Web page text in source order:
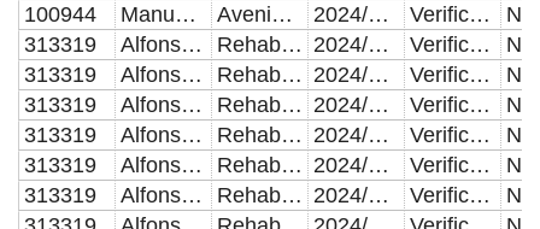
100944
Manuel Martínez Corona Avenida Reforma entre Calle 7 Norte a Calle 5 Norte Colonia Centro Histórico 2024/05/15 Verificación o Inspección con resultado positivo.
NA
313319
Alfonso Manzano Toledo Rehabilitación de campos deportivos Texcoco, en calle Texcoco entre calle Azcapotzalco y calle Copilco, en la colonia Lomas San Miguel, de la junta auxiliar San Baltazar Campeche del municipio de Puebla. Rehabilitación de puente deprimido La Paz en boulevard Atlixco entre avenida 6 Poniente y calle Nopalucan, en la colonia La Paz del municipio de Puebla 2024/05/01 Verificación o Inspección con resultado positivo.
NA
313319
Alfonso Manzano Toledo Rehabilitación de campos deportivos Texcoco, en calle Texcoco entre calle Azcapotzalco y calle Copilco, en la colonia Lomas San Miguel, de la junta auxiliar San Baltazar Campeche del municipio de Puebla. Rehabilitación de puente deprimido La Paz en boulevard Atlixco entre avenida 6 Poniente y calle Nopalucan, en la colonia La Paz del municipio de Puebla 2024/05/02 Verificación o Inspección con resultado positivo.
NA
313319
Alfonso Manzano Toledo Rehabilitación de campos deportivos Texcoco, en calle Texcoco entre calle Azcapotzalco y calle Copilco, en la colonia Lomas San Miguel, de la junta auxiliar San Baltazar Campeche del municipio de Puebla. Rehabilitación de puente deprimido La Paz en boulevard Atlixco entre avenida 6 Poniente y calle Nopalucan, en la colonia La Paz del municipio de Puebla 2024/05/03 Verificación o Inspección con resultado positivo.
NA
313319
Alfonso Manzano Toledo Rehabilitación de campos deportivos Texcoco, en calle Texcoco entre calle Azcapotzalco y calle Copilco, en la colonia Lomas San Miguel, de la junta auxiliar San Baltazar Campeche del municipio de Puebla. Rehabilitación de puente deprimido La Paz en boulevard Atlixco entre avenida 6 Poniente y calle Nopalucan, en la colonia La Paz del municipio de Puebla 2024/05/06 Verificación o Inspección con resultado positivo.
NA
313319
Alfonso Manzano Toledo Rehabilitación de campos deportivos Texcoco, en calle Texcoco entre calle Azcapotzalco y calle Copilco, en la colonia Lomas San Miguel, de la junta auxiliar San Baltazar Campeche del municipio de Puebla. Rehabilitación de puente deprimido La Paz en boulevard Atlixco entre avenida 6 Poniente y calle Nopalucan, en la colonia La Paz del municipio de Puebla 2024/05/07 Verificación o Inspección con resultado positivo.
NA
313319
Alfonso Manzano Toledo Rehabilitación de campos deportivos Texcoco, en calle Texcoco entre calle Azcapotzalco y calle Copilco, en la colonia Lomas San Miguel, de la junta auxiliar San Baltazar Campeche del municipio de Puebla. Rehabilitación de puente deprimido La Paz en boulevard Atlixco entre avenida 6 Poniente y calle Nopalucan, en la colonia La Paz del municipio de Puebla 2024/05/08 Verificación o Inspección con resultado positivo.
NA